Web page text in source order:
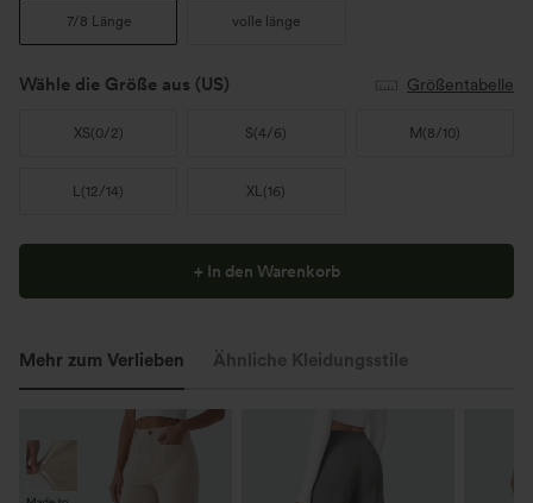
7/8 Länge volle länge
Wähle die Größe aus (US) Größentabelle
XS(0/2) S(4/6) M (8/10)
L(12/14) XL(16)
+ In den Warenkorb
Mehr zum Verlieben Ähnliche Kleidungsstile